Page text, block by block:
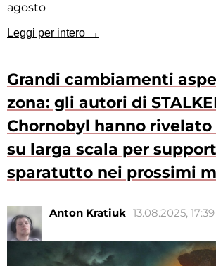
agosto
Leggi per intero →
Grandi cambiamenti
zona: gli autori di
Chornobyl hanno
su larga scala per
sparatutto nei prossimi
Anton Kratiuk 13.08.2025, 17:39